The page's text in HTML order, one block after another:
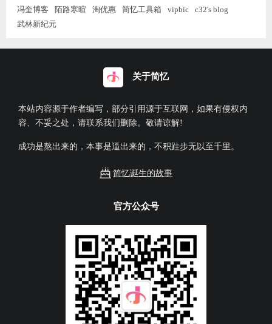
冯奎博客 陌路寒暄 淘优惠 简忆工具箱 vipbic
c32's blog
武林新纪元
关于简忆
本站内容源于作者编写，部分引用源于互联网，如果有侵权内
容、不妥之处，请联系我们删除。敬请谅解!
成功是熬出来的，本事是逼出来的，不积跬步无以至千里。
简忆诞生的故事
官方公众号